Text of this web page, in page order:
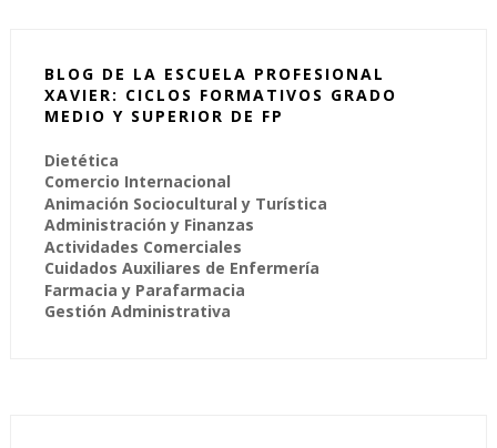
BLOG DE LA ESCUELA PROFESIONAL
XAVIER: CICLOS FORMATIVOS GRADO
MEDIO Y SUPERIOR DE FP
Dietética
Comercio Internacional
Animación Sociocultural y Turística
Administración y Finanzas
Actividades Comerciales
Cuidados Auxiliares de Enfermería
Farmacia y Parafarmacia
Gestión Administrativa